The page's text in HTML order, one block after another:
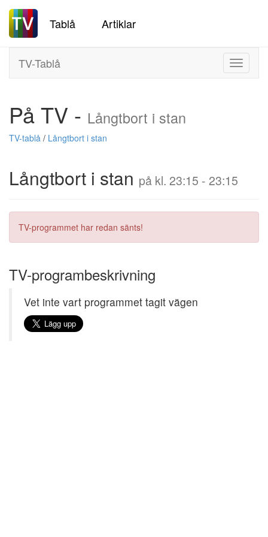
Tablå Artiklar
Toggle
TV-Tablå
På TV - Långtbort i stan
TV-tablå / Långtbort i stan
Långtbort i stan på kl. 23:15 - 23:15
TV-programmet har redan sänts!
TV-programbeskrivning
Vet inte vart programmet tagit vägen